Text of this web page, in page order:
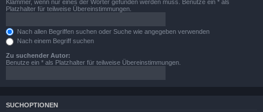
Klammer, wenn nur eines der Wörter gefunden werden muss. Benutze ein * als
Platzhalter für teilweise Übereinstimmungen.
Nach allen Begriffen suchen oder Suche wie angegeben verwenden
Nach einem Begriff suchen
Zu suchender Autor:
Benutze ein * als Platzhalter für teilweise Übereinstimmungen.
SUCHOPTIONEN